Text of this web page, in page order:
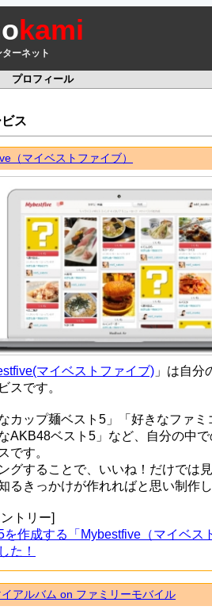
kami
ーネット
プロフィール
ス
（マイベストファイブ）
マイベストファイブ) 」は自分
スです。
なカップ麺ベスト5」「好きなファ
なAKB48ベスト5」など、自分の中
です。
グすることで、いいね！だけでは
るきっかけが作れればと思い制作
トリー]
を作成する「Mybestfive（マイベス
た！
アルバム on ファミリーモバイル